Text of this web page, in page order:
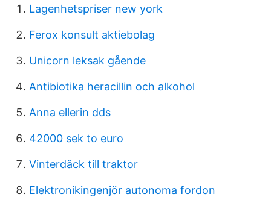
Lagenhetspriser new york
Ferox konsult aktiebolag
Unicorn leksak gående
Antibiotika heracillin och alkohol
Anna ellerin dds
42000 sek to euro
Vinterdäck till traktor
Elektronikingenjör autonoma fordon